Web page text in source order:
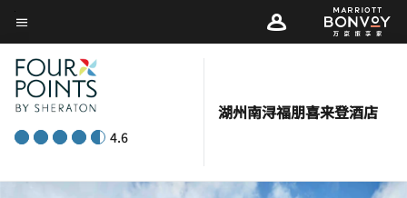
Skip
to
main
content
菜单文本
4.6
湖州南浔福朋喜来登酒店